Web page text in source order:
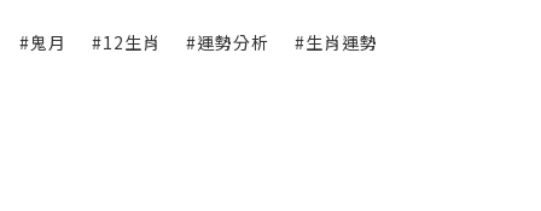
#鬼月 #12生肖 #運勢分析 #生肖運勢